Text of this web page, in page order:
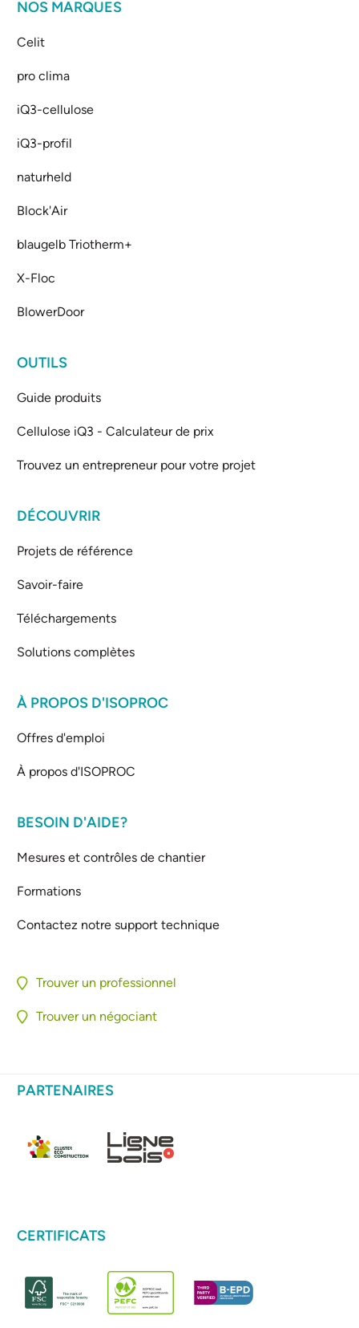
NOS MARQUES
Celit
pro clima
iQ3-cellulose
iQ3-profil
naturheld
Block'Air
blaugelb Triotherm+
X-Floc
BlowerDoor
OUTILS
Guide produits
Cellulose iQ3 - Calculateur de prix
Trouvez un entrepreneur pour votre projet
DÉCOUVRIR
Projets de référence
Savoir-faire
Téléchargements
Solutions complètes
À PROPOS D'ISOPROC
Offres d'emploi
À propos d'ISOPROC
BESOIN D'AIDE?
Mesures et contrôles de chantier
Formations
Contactez notre support technique
Trouver un professionnel
Trouver un négociant
PARTENAIRES
CERTIFICATS